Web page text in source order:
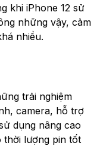
khi iPhone 12 sử
những vậy, cảm
nhiều.
trải nghiệm
camera, hỗ trợ
dụng nâng cao
thời lượng pin tốt